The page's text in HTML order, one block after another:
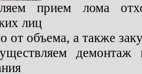
прием лома
лиц
от объема, а также
демонтаж